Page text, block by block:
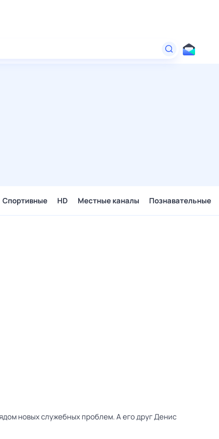
Спортивные HD Местные каналы Познавательные
новых служебных проблем. А его друг Денис